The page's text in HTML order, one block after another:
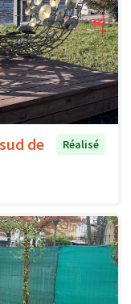
de
Réalisé